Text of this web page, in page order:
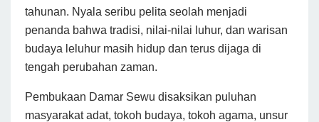
tahunan. Nyala seribu pelita seolah menjadi
penanda bahwa tradisi, nilai-nilai luhur, dan warisan
budaya leluhur masih hidup dan terus dijaga di
tengah perubahan zaman.
Pembukaan Damar Sewu disaksikan puluhan
masyarakat adat, tokoh budaya, tokoh agama, unsur